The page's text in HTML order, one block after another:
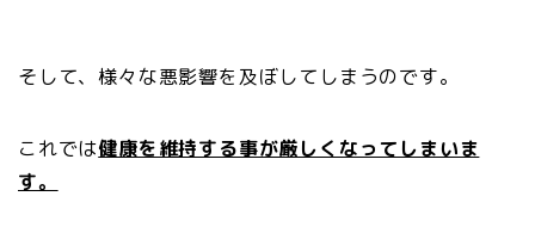
そして、様々な悪影響を及ぼしてしまうのです。
これでは健康を維持する事が厳しくなってしまいま
す。